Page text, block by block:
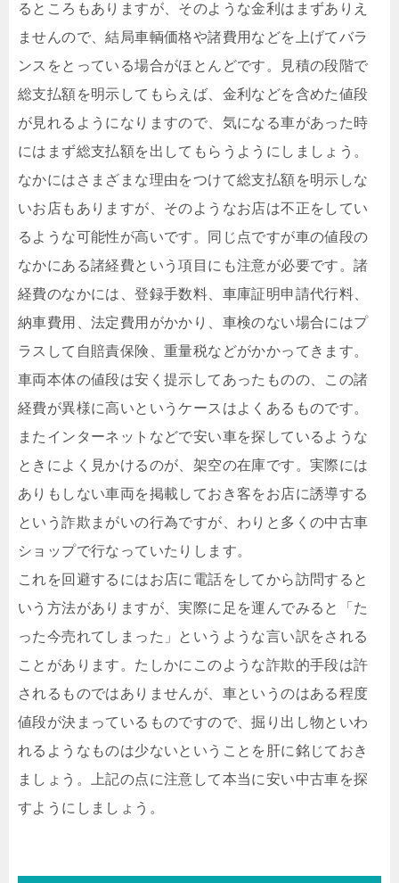
るところもありますが、そのような金利はまずありえ
ませんので、結局車輌価格や諸費用などを上げてバラ
ンスをとっている場合がほとんどです。見積の段階で
総支払額を明示してもらえば、金利などを含めた値段
が見れるようになりますので、気になる車があった時
にはまず総支払額を出してもらうようにしましょう。
なかにはさまざまな理由をつけて総支払額を明示しな
いお店もありますが、そのようなお店は不正をしてい
るような可能性が高いです。同じ点ですが車の値段の
なかにある諸経費という項目にも注意が必要です。諸
経費のなかには、登録手数料、車庫証明申請代行料、
納車費用、法定費用がかかり、車検のない場合にはプ
ラスして自賠責保険、重量税などがかかってきます。
車両本体の値段は安く提示してあったものの、この諸
経費が異様に高いというケースはよくあるものです。
またインターネットなどで安い車を探しているような
ときによく見かけるのが、架空の在庫です。実際には
ありもしない車両を掲載しておき客をお店に誘導する
という詐欺まがいの行為ですが、わりと多くの中古車
ショップで行なっていたりします。
これを回避するにはお店に電話をしてから訪問すると
いう方法がありますが、実際に足を運んでみると「た
った今売れてしまった」というような言い訳をされる
ことがあります。たしかにこのような詐欺的手段は許
されるものではありませんが、車というのはある程度
値段が決まっているものですので、掘り出し物といわ
れるようなものは少ないということを肝に銘じておき
ましょう。上記の点に注意して本当に安い中古車を探
すようにしましょう。